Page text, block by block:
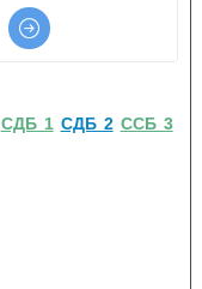
СДБ 1 СДБ 2 ССБ 3